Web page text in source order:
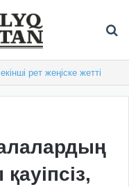
Астанадағы «Болашақ ойындарына» 50 елден 800 спортшы жиналды